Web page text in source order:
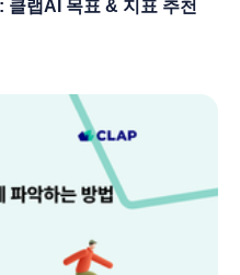
클랩AI 목표 & 지표 추천